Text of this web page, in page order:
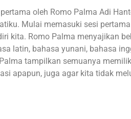
oleh Romo Palma Adi
Mulai memasuki sesi
kita. Romo Palma menyajikan
latin, bahasa yunani, bahasa
tampilkan semuanya
apapun, juga agar kita tidak